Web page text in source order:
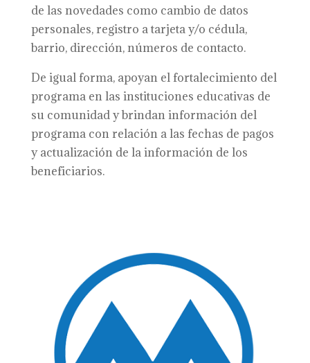
de las novedades como cambio de datos
personales, registro a tarjeta y/o cédula,
barrio, dirección, números de contacto.
De igual forma, apoyan el fortalecimiento del
programa en las instituciones educativas de
su comunidad y brindan información del
programa con relación a las fechas de pagos
y actualización de la información de los
beneficiarios.